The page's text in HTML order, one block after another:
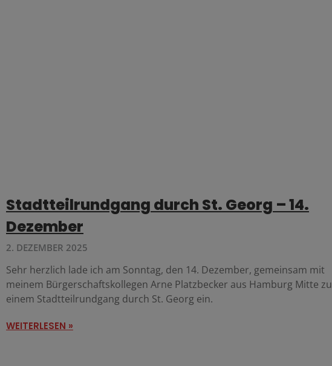
Stadtteilrundgang durch St. Georg – 14.
Dezember
2. DEZEMBER 2025
Sehr herzlich lade ich am Sonntag, den 14. Dezember, gemeinsam mit
meinem Bürgerschaftskollegen Arne Platzbecker aus Hamburg Mitte zu
einem Stadtteilrundgang durch St. Georg ein.
WEITERLESEN »